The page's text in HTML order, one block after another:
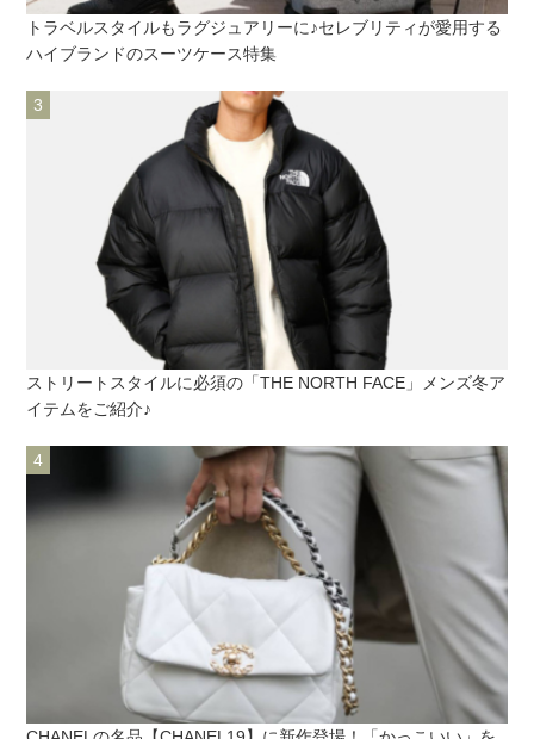
トラベルスタイルもラグジュアリーに♪セレブリティが愛用する
ハイブランドのスーツケース特集
ストリートスタイルに必須の「THE NORTH FACE」メンズ冬ア
イテムをご紹介♪